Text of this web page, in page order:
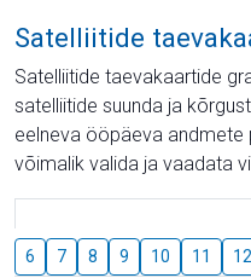
Satelliitide
Satelliitide taevakaartide
satelliitide suunda ja
eelneva ööpäeva andmete
võimalik valida ja vaadata
6 7 8 9 10 11 12